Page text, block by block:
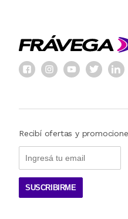
Recibí ofertas y
SUSCRIBIRME